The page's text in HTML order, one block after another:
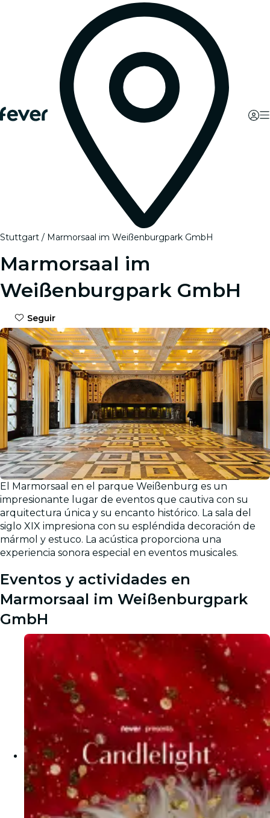
Stuttgart Marmorsaal im Weißenburgpark GmbH
Marmorsaal im
Weißenburgpark GmbH
Seguir
Galería
El Marmorsaal en el parque Weißenburg es un
impresionante lugar de eventos que cautiva con su
arquitectura única y su encanto histórico. La sala del
siglo XIX impresiona con su espléndida decoración de
mármol y estuco. La acústica proporciona una
experiencia sonora especial en eventos musicales.
Eventos y actividades en
Marmorsaal im Weißenburgpark
GmbH